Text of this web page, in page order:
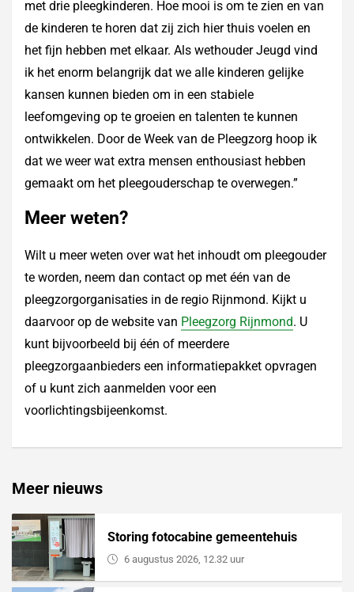
met drie pleegkinderen. Hoe mooi is om te zien en van
de kinderen te horen dat zij zich hier thuis voelen en
het fijn hebben met elkaar. Als wethouder Jeugd vind
ik het enorm belangrijk dat we alle kinderen gelijke
kansen kunnen bieden om in een stabiele
leefomgeving op te groeien en talenten te kunnen
ontwikkelen. Door de Week van de Pleegzorg hoop ik
dat we weer wat extra mensen enthousiast hebben
gemaakt om het pleegouderschap te overwegen.”
Meer weten?
Wilt u meer weten over wat het inhoudt om pleegouder
te worden, neem dan contact op met één van de
pleegzorgorganisaties in de regio Rijnmond. Kijkt u
daarvoor op de website van Pleegzorg Rijnmond. U
kunt bijvoorbeeld bij één of meerdere
pleegzorgaanbieders een informatiepakket opvragen
of u kunt zich aanmelden voor een
voorlichtingsbijeenkomst.
Meer nieuws
Storing fotocabine gemeentehuis
6 augustus 2026, 12.32 uur